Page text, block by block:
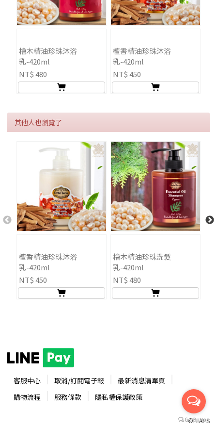
檜木精油珍珠沐浴
乳-420ml
NT$ 480
檀香精油珍珠沐浴
乳-420ml
NT$ 450
其他人也瀏覽了
檀香精油珍珠沐浴
乳-420ml
NT$ 450
檜木精油珍珠洗髮
乳-420ml
NT$ 480
客服中心 取消/訂閱電子報
最新消息清單頁
購物流程
服務條款 隱私權保護政策
©FLAPS